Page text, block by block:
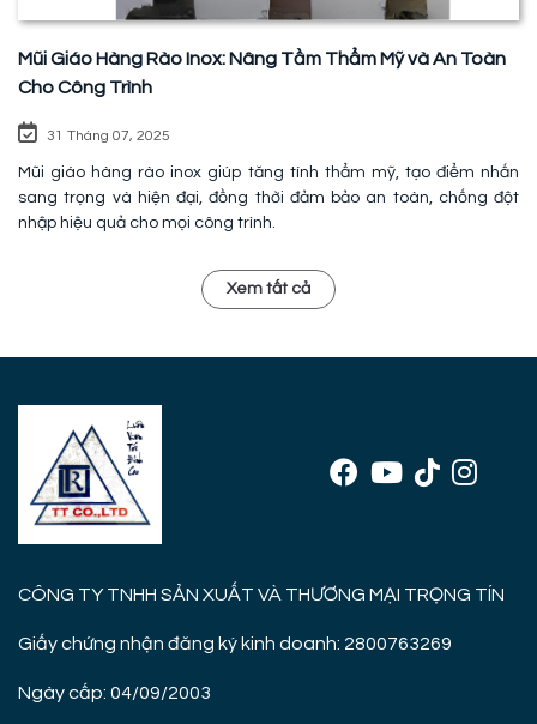
Mũi Giáo Hàng Rào Inox: Nâng Tầm Thẩm Mỹ và An Toàn
Cho Công Trình
31 Tháng 07, 2025
Mũi giáo hàng rào inox giúp tăng tính thẩm mỹ, tạo điểm nhấn
sang trọng và hiện đại, đồng thời đảm bảo an toàn, chống đột
nhập hiệu quả cho mọi công trình.
Xem tất cả
CÔNG TY TNHH SẢN XUẤT VÀ THƯƠNG MẠI TRỌNG TÍN
Giấy chứng nhận đăng ký kinh doanh: 2800763269
Ngày cấp: 04/09/2003